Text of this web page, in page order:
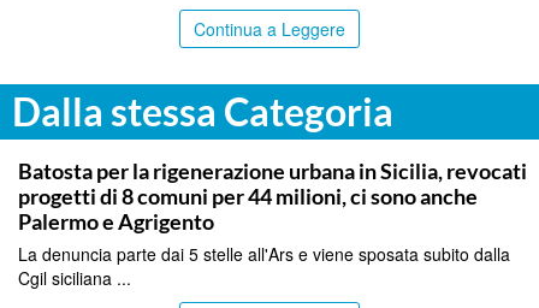
Continua a Leggere
Dalla stessa Categoria
PALERMO
Batosta per la rigenerazione urbana in Sicilia, revocati
progetti di 8 comuni per 44 milioni, ci sono anche
Palermo e Agrigento
La denuncia parte dai 5 stelle all'Ars e viene sposata subito dalla
Cgil siciliana ...